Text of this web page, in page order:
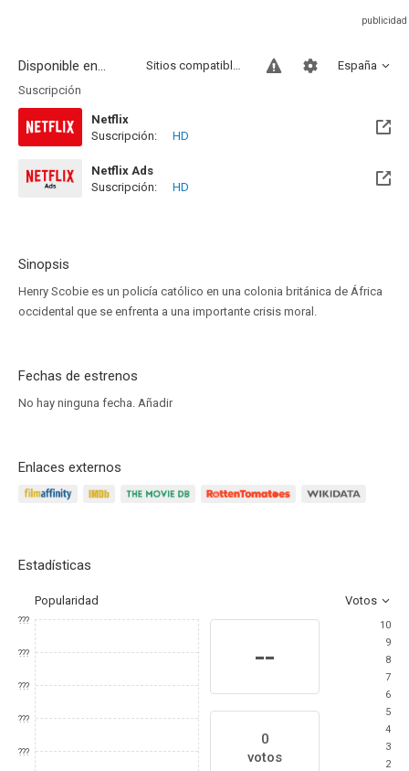
Disponible en... España
Sitios compatibles
Suscripción
Netflix
Suscripción:
HD
Netflix Ads
Suscripción:
HD
Sinopsis
Henry Scobie es un policía católico en una colonia británica de África
occidental que se enfrenta a una importante crisis moral.
Fechas de estrenos
No hay ninguna fecha. Añadir
Enlaces externos
Estadísticas
Popularidad Votos
???
???
???
???
???
--
0
votos
10
9
8
7
6
5
4
3
2